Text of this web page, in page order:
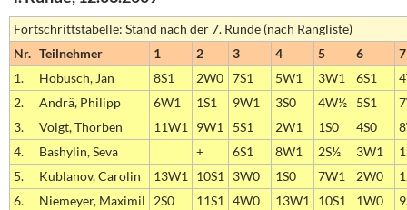
Fortschrittstabelle: Stand nach der 7. Runde (nach Rangliste)
Nr. Teilnehmer 1 2 3 4 5 6
7
1.
Hobusch, Jan 8S1 2W0 7S1 5W1 3W1 6S1
2.
Andrä, Philipp 6W1 1S1 9W1 3S0 4W½ 5S1
3.
Voigt, Thorben 11W1 9W1 5S1 2W1 1S0 4S0
4.
Bashylin, Seva + 6S1 8W1 2S½ 3W1
5.
Kublanov, Carolin 13W1 10S1 3W0 1S0 7W1 2W0
6.
Niemeyer, Maximil 2S0 11S1 4W0 13W1 10S1 1W0